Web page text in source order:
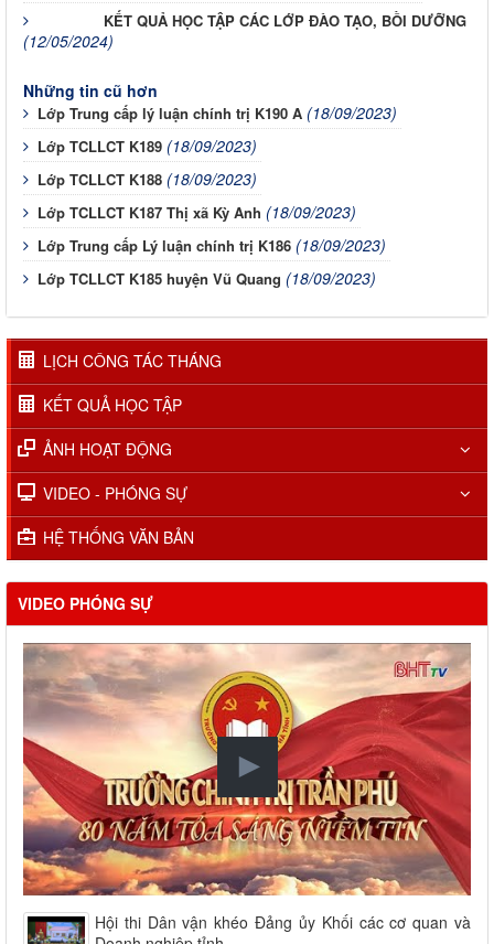
KẾT QUẢ HỌC TẬP CÁC LỚP ĐÀO TẠO, BỒI DƯỠNG
(12/05/2024)
Những tin cũ hơn
Lớp Trung cấp lý luận chính trị K190 A (18/09/2023)
Lớp TCLLCT K189 (18/09/2023)
Lớp TCLLCT K188 (18/09/2023)
Lớp TCLLCT K187 Thị xã Kỳ Anh (18/09/2023)
Lớp Trung cấp Lý luận chính trị K186 (18/09/2023)
Lớp TCLLCT K185 huyện Vũ Quang (18/09/2023)
LỊCH CÔNG TÁC THÁNG
KẾT QUẢ HỌC TẬP
ẢNH HOẠT ĐỘNG
VIDEO - PHÓNG SỰ
HỆ THỐNG VĂN BẢN
VIDEO PHÓNG SỰ
Hội thi Dân vận khéo Đảng ủy Khối các cơ quan và